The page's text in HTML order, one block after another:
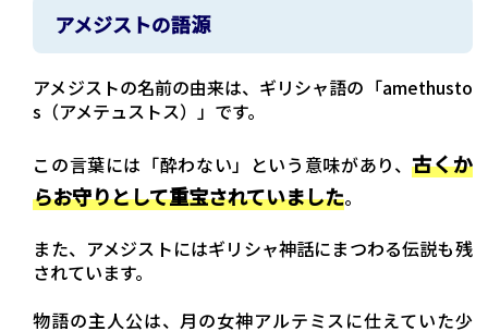
アメジストの語源
アメジストの名前の由来は、ギリシャ語の「amethusto
s（アメテュストス）」です。
この言葉には「酔わない」という意味があり、古くか
らお守りとして重宝されていました。
また、アメジストにはギリシャ神話にまつわる伝説も残
されています。
物語の主人公は、月の女神アルテミスに仕えていた少